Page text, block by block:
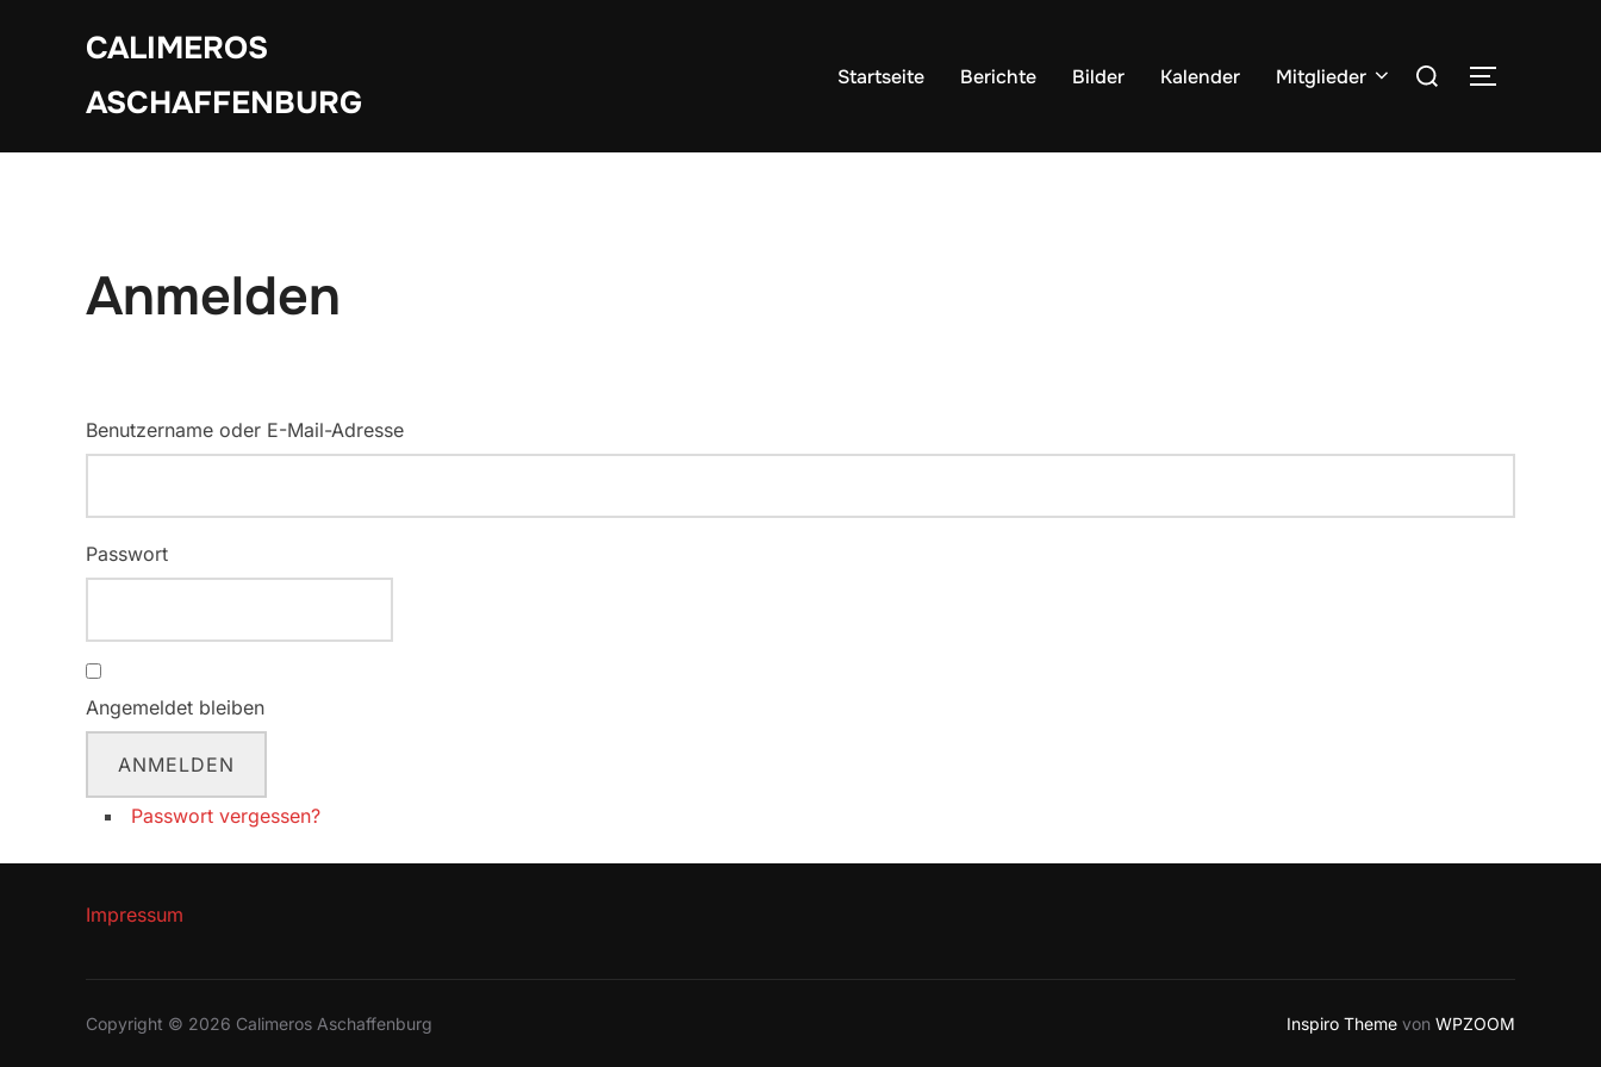
CALIMEROS
ASCHAFFENBURG
Startseite Berichte Bilder Kalender Mitglieder
Suchen
Anmelden
Benutzername oder E-Mail-Adresse
Passwort
Angemeldet bleiben
ANMELDEN
Passwort vergessen?
Impressum
Copyright © 2026 Calimeros Aschaffenburg Inspiro Theme von WPZOOM